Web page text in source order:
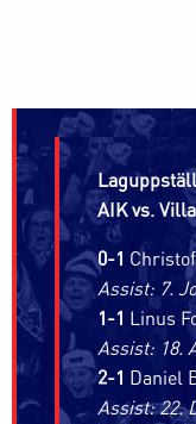
AIK vs.
0-1
Assist: 7.
1-1 Linus
Assist: 18.
2-1 Daniel
Assist: 22.